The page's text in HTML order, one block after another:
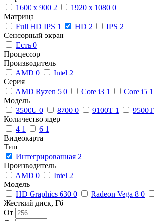
1600 x 900 2 1920 x 1080 0
Матрица
Full HD IPS 1 HD 2 IPS 2
Сенсорный экран
Есть 0
Процессор
Производитель
AMD 0 Intel 2
Серия
AMD Ryzen 5 0 Core i3 1 Core i5 1
Модель
3500U 0 8700 0 9100T 1 9500T
Количество ядер
4 1 6 1
Видеокарта
Тип
Интегрированная 2
Производитель
AMD 0 Intel 2
Модель
HD Graphics 630 0 Radeon Vega 8 0
Жесткий диск, Гб
От